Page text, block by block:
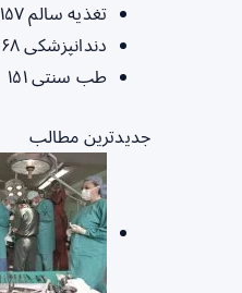
تغذیه سالم۱۵۷
دندانپزشکی۶۸
طب سنتی۱۵۱
جدیدترین مطالب